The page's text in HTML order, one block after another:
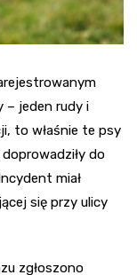
– jeden rudy i
to właśnie te psy
do
miał
się przy ulicy
zgłoszono